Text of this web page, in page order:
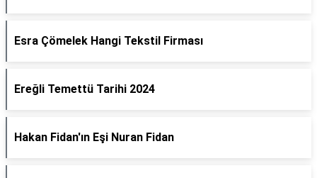
Esra Çömelek Hangi Tekstil Firması
Ereğli Temettü Tarihi 2024
Hakan Fidan'ın Eşi Nuran Fidan